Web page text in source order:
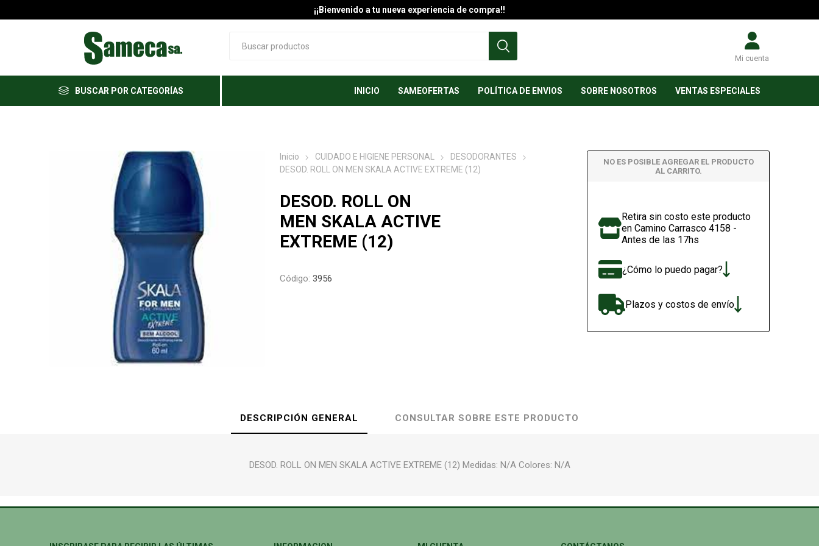
¡¡Bienvenido a tu nueva experiencia de compra!!
Mi cuenta
BUSCAR POR CATEGORÍAS INICIO SAMEOFERTAS POLÍTICA DE ENVIOS SOBRE NOSOTROS VENTAS ESPECIALES
Inicio CUIDADO E HIGIENE PERSONAL
DESODORANTES
DESOD. ROLL ON MEN SKALA ACTIVE EXTREME (12)
DESOD. ROLL ON
MEN SKALA ACTIVE
EXTREME (12)
Código: 3956
NO ES POSIBLE AGREGAR EL PRODUCTO
AL CARRITO.
Retira sin costo este producto
en Camino Carrasco 4158 -
Antes de las 17hs
¿Cómo lo puedo pagar?
Plazos y costos de envío
DESCRIPCIÓN GENERAL CONSULTAR SOBRE ESTE PRODUCTO
DESOD. ROLL ON MEN SKALA ACTIVE EXTREME (12) Medidas: N/A Colores: N/A